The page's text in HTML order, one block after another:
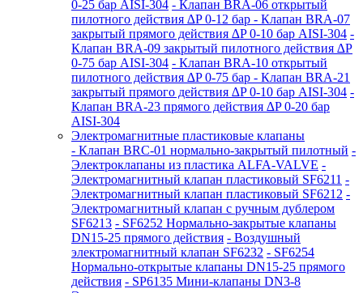
0-25 бар AISI-304 - Клапан BRA-06 открытый
пилотного действия ∆P 0-12 бар - Клапан BRA-07
закрытый прямого действия ∆P 0-10 бар AISI-304 -
Клапан BRA-09 закрытый пилотного действия ∆P
0-75 бар AISI-304 - Клапан BRA-10 открытый
пилотного действия ∆P 0-75 бар - Клапан BRA-21
закрытый прямого действия ∆P 0-10 бар AISI-304 -
Клапан BRA-23 прямого действия ∆P 0-20 бар
AISI-304
Электромагнитные пластиковые клапаны
- Клапан BRC-01 нормально-закрытый пилотный -
Электроклапаны из пластика ALFA-VALVE -
Электромагнитный клапан пластиковый SF6211 -
Электромагнитный клапан пластиковый SF6212 -
Электромагнитный клапан с ручным дублером
SF6213 - SF6252 Нормально-закрытые клапаны
DN15-25 прямого действия - Воздушный
электромагнитный клапан SF6232 - SF6254
Нормально-открытые клапаны DN15-25 прямого
действия - SP6135 Мини-клапаны DN3-8